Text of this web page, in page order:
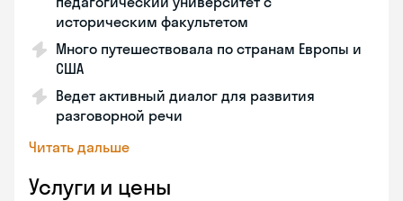
историческим факультетом
Много путешествовала по странам Европы и
США
Ведет активный диалог для развития
разговорной речи
Читать дальше
Услуги и цены